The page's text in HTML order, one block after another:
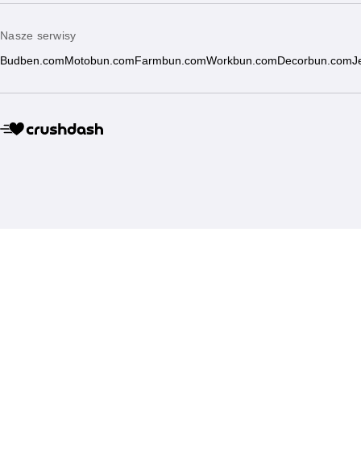
Nasze serwisy
Budben.com Motobun.com Farmbun.comWorkbun.com Decorbun.com